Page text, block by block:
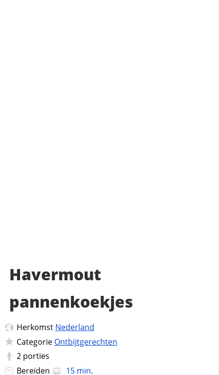
Havermout
pannenkoekjes
Herkomst Nederland
Categorie Ontbijtgerechten
2 porties
Bereiden
15 min.